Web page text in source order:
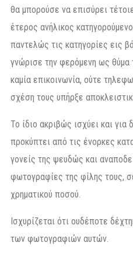
θα μπορούσε να επισύρει
έτερος ανήλικος
παντελώς τις κατηγορίες εις
γνώρισε την φερόμενη ως θύμα
καμία επικοινωνία, ούτε
σχέση τους υπήρξε
Το ίδιο ακριβώς ισχύει και
προκύπτει από τις ένορκες
γονείς της ψευδώς και
φωτογραφίες της φίλης τους,
χρηματικού ποσού.
Ισχυρίζεται ότι ουδέποτε
των φωτογραφιών αυτών.